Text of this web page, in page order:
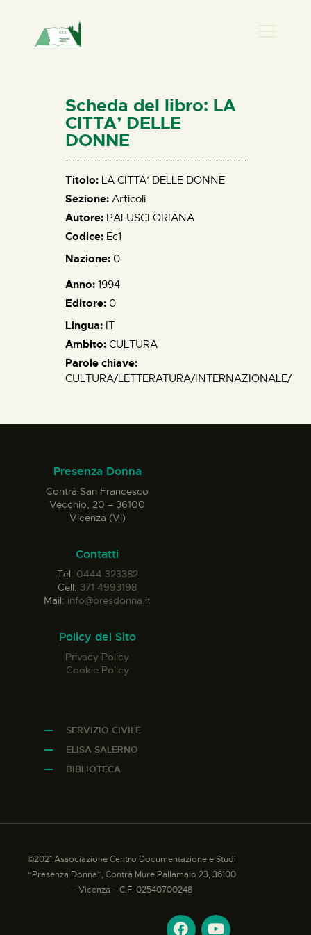
HOME
CHI SIAMO
NEWS
PERCORSI
BIBLIOTECA
ELISA SALERNO
CONTATTI
Scheda del libro: LA
CITTA’ DELLE
DONNE
Titolo: LA CITTA’ DELLE DONNE
Sezione: Articoli
Autore: PALUSCI ORIANA
Codice: Ec1
Nazione: 0
Anno: 1994
Editore: 0
Lingua: IT
Ambito: CULTURA
Parole chiave:
CULTURA/LETTERATURA/INTERNAZIONALE/
Presenza Donna
Contrà San Francesco
Vecchio, 20 – 36100
Vicenza (VI)
Contatti
Tel: 0444 323382
Cell: 371 4993198
Mail: info@presdonna.it
Policy del Sito
Privacy Policy
Cookie Policy
SERVIZIO CIVILE
ELISA SALERNO
BIBLIOTECA
©2021 Associazione Centro Documentazione e Studi
“Presenza Donna”, Contrà Mure Pallamaio 23, 36100
– Vicenza – C.F: 02540700248